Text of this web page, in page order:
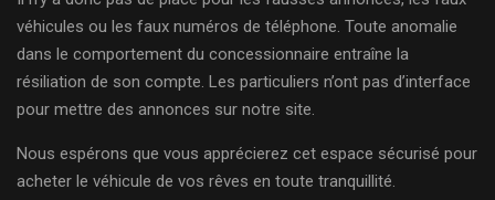
véhicules ou les faux numéros de téléphone. Toute anomalie
dans le comportement du concessionnaire entraîne la
résiliation de son compte. Les particuliers n’ont pas d’interface
pour mettre des annonces sur notre site.
Nous espérons que vous apprécierez cet espace sécurisé pour
acheter le véhicule de vos rêves en toute tranquillité.